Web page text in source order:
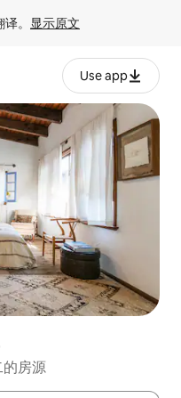
。 显示原文
Use app
房源